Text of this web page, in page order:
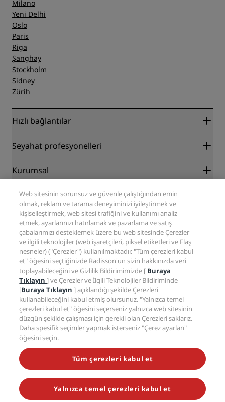
Milano
Yeni Delhi
Oslo
Paris
Riga
Şanghay
Stockholm
Sidney
Zürih
Hızlı bağlantılar
Radisson Rewards
Blog
Destinasyonlar
Radisson Hotels Uygulaması
Sports Approved oteller
Aile Dostu Oteller
Sağlık ve Güvenlik
Seyahat profesyonelleri
İş Ortakları
Seyahat acenteleri
Kurumsal
Radisson Hotel Group
Medya
Kariyer RHG
Kariyer PPHE
EHL Kariyer
The Club by RHG
Geliştirme fırsatları
Sorumlu İşletme
Satın Alma
Yasal
Gizlilik Merkezi
Yasal bildirim
Radisson Rewards hüküm ve koşulları
Site kullanım sözleşmesi
Dijital Erişilebilirlik
Modern Kölelik Beyanı
Yardım
Tüketici uyarıları
İletişim
SSS
Site haritası
Sosyal medya
Radisson Hotels Markaları
POPÜLER KAMPANYALARIMIZI KAÇIRMAYIN
© 2026 Radisson Hotel Group.Tüm hakları saklıdır. RHG Radisson
Web sitesinin sorunsuz ve güvenle çalıştığından emin
olmak, reklam ve tarama deneyiminizi iyileştirmek ve
kişiselleştirmek, web sitesi trafiğini ve kullanımı analiz
etmek, ayarlarınızı hatırlamak ve pazarlama ve satış
çabalarımızı desteklemek üzere bu web sitesinde Çerezler
ve ilgili teknolojiler (web işaretçileri, piksel etiketleri ve Flaş
nesneler) ("Çerezler") kullanılmaktadır. "Tüm çerezleri kabul
et" öğesini seçtiğinizde Radisson'un sizin hakkınızda veri
toplayabileceğini ve Gizlilik Bildirimimizde [ Buraya
Tıklayın] ve Çerezler ve İlgili Teknolojiler Bildiriminde
[Buraya Tıklayın] açıklandığı şekilde Çerezleri
kullanabileceğini kabul etmiş olursunuz. "Yalnızca temel
çerezleri kabul et" öğesini seçerseniz yalnızca web sitesinin
düzgün şekilde çalışması için gerekli olan Çerezleri saklarız.
Daha spesifik seçimler yapmak isterseniz "Çerez ayarları"
öğesini seçin.
Tüm çerezleri kabul et
Yalnızca temel çerezleri kabul et